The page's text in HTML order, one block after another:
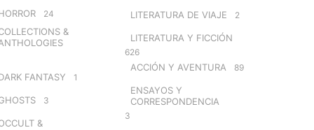
24
&
FANTASY 1
3
&
LITERATURA DE VIAJE 2
LITERATURA Y FICCIÓN
626
ACCIÓN Y AVENTURA 89
ENSAYOS Y
CORRESPONDENCIA
3